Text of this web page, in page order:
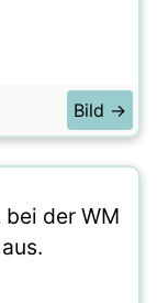
Bild →
der WM